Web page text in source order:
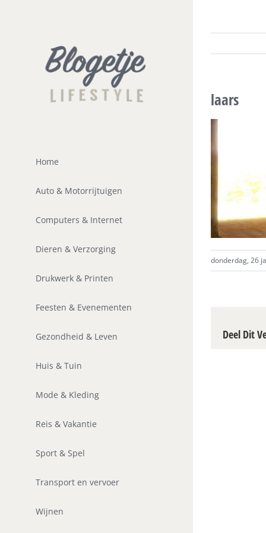
Home
Auto & Motorrijtuigen
Computers & Internet
Dieren & Verzorging
Drukwerk & Printen
Feesten & Evenementen
Gezondheid & Leven
Huis & Tuin
Mode & Kleding
Reis & Vakantie
Sport & Spel
Transport en vervoer
Wijnen
laars
donderdag, 26
Deel Dit